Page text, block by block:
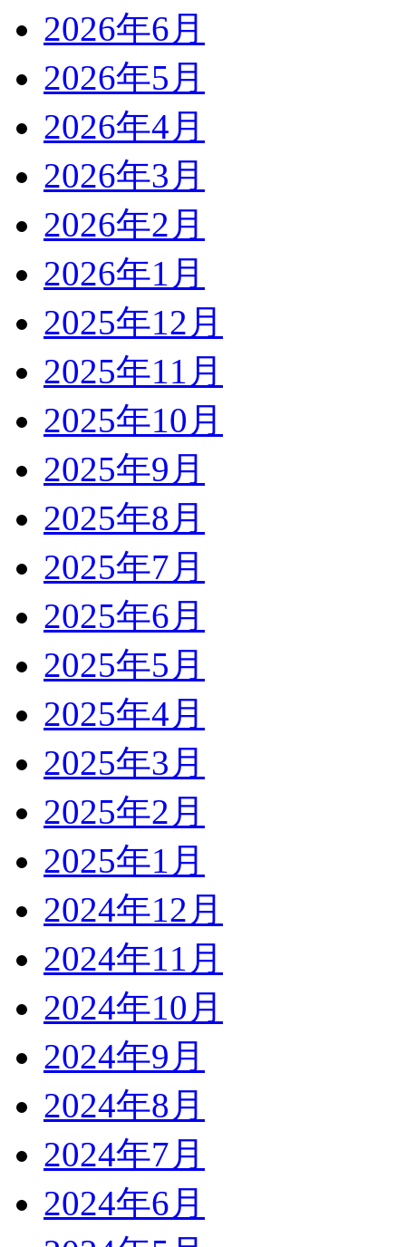
2026年6月
2026年5月
2026年4月
2026年3月
2026年2月
2026年1月
2025年12月
2025年11月
2025年10月
2025年9月
2025年8月
2025年7月
2025年6月
2025年5月
2025年4月
2025年3月
2025年2月
2025年1月
2024年12月
2024年11月
2024年10月
2024年9月
2024年8月
2024年7月
2024年6月